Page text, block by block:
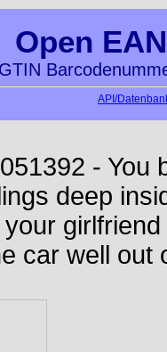
Open
API/
- You
deep
car well out